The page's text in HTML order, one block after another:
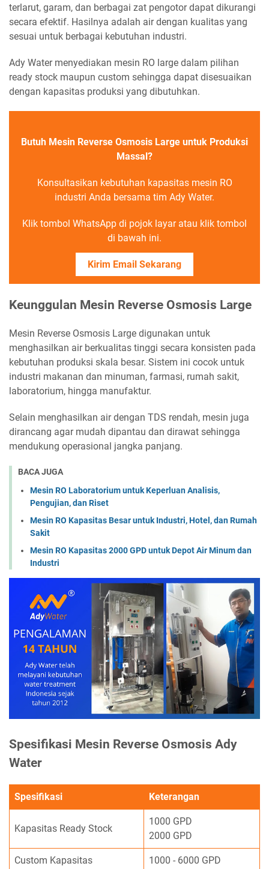
terlarut, garam, dan berbagai zat pengotor dapat dikurangi
secara efektif. Hasilnya adalah air dengan kualitas yang
sesuai untuk berbagai kebutuhan industri.
Ady Water menyediakan mesin RO large dalam pilihan
ready stock maupun custom sehingga dapat disesuaikan
dengan kapasitas produksi yang dibutuhkan.
Butuh Mesin Reverse Osmosis Large untuk Produksi
Massal?
Konsultasikan kebutuhan kapasitas mesin RO
industri Anda bersama tim Ady Water.
Klik tombol WhatsApp di pojok layar atau klik tombol
di bawah ini.
Kirim Email Sekarang
Keunggulan Mesin Reverse Osmosis Large
Mesin Reverse Osmosis Large digunakan untuk
menghasilkan air berkualitas tinggi secara konsisten pada
kebutuhan produksi skala besar. Sistem ini cocok untuk
industri makanan dan minuman, farmasi, rumah sakit,
laboratorium, hingga manufaktur.
Selain menghasilkan air dengan TDS rendah, mesin juga
dirancang agar mudah dipantau dan dirawat sehingga
mendukung operasional jangka panjang.
BACA JUGA
Mesin RO Laboratorium untuk Keperluan Analisis,
Pengujian, dan Riset
Mesin RO Kapasitas Besar untuk Industri, Hotel, dan Rumah
Sakit
Mesin RO Kapasitas 2000 GPD untuk Depot Air Minum dan
Industri
Spesifikasi Mesin Reverse Osmosis Ady
Water
Spesifikasi Keterangan
Kapasitas Ready Stock
1000 GPD
2000 GPD
Custom Kapasitas 1000 - 6000 GPD